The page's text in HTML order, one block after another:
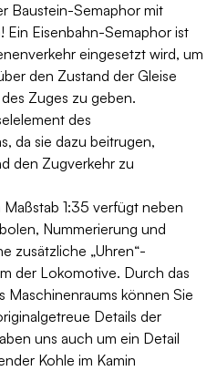
Baustein-Semaphor mit
Eisenbahn-Semaphor ist
eingesetzt wird, um
den Zustand der Gleise
Zuges zu geben.
des
da sie dazu beitrugen,
den Zugverkehr zu
1:35 verfügt neben
Nummerierung und
zusätzliche „Uhren“-
der Lokomotive. Durch das
Maschinenraums können Sie
Details der
uns auch um ein Detail
Kohle im Kamin